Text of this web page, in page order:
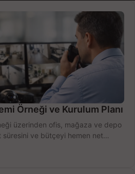
Örneği ve Kurulum Planı
üzerinden ofis, mağaza ve depo
süresini ve bütçeyi hemen net